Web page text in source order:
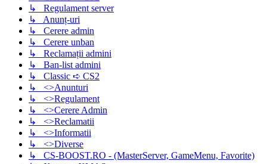
↳ Regulament server
↳ Anunț-uri
↳ Cerere admin
↳ Cerere unban
↳ Reclamații admini
↳ Ban-list admini
↳ Classic ➪ CS2
↳ <>Anunturi
↳ <>Regulament
↳ <>Cerere Admin
↳ <>Reclamatii
↳ <>Informatii
↳ <>Diverse
↳ CS-BOOST.RO - (MasterServer, GameMenu, Favorite)